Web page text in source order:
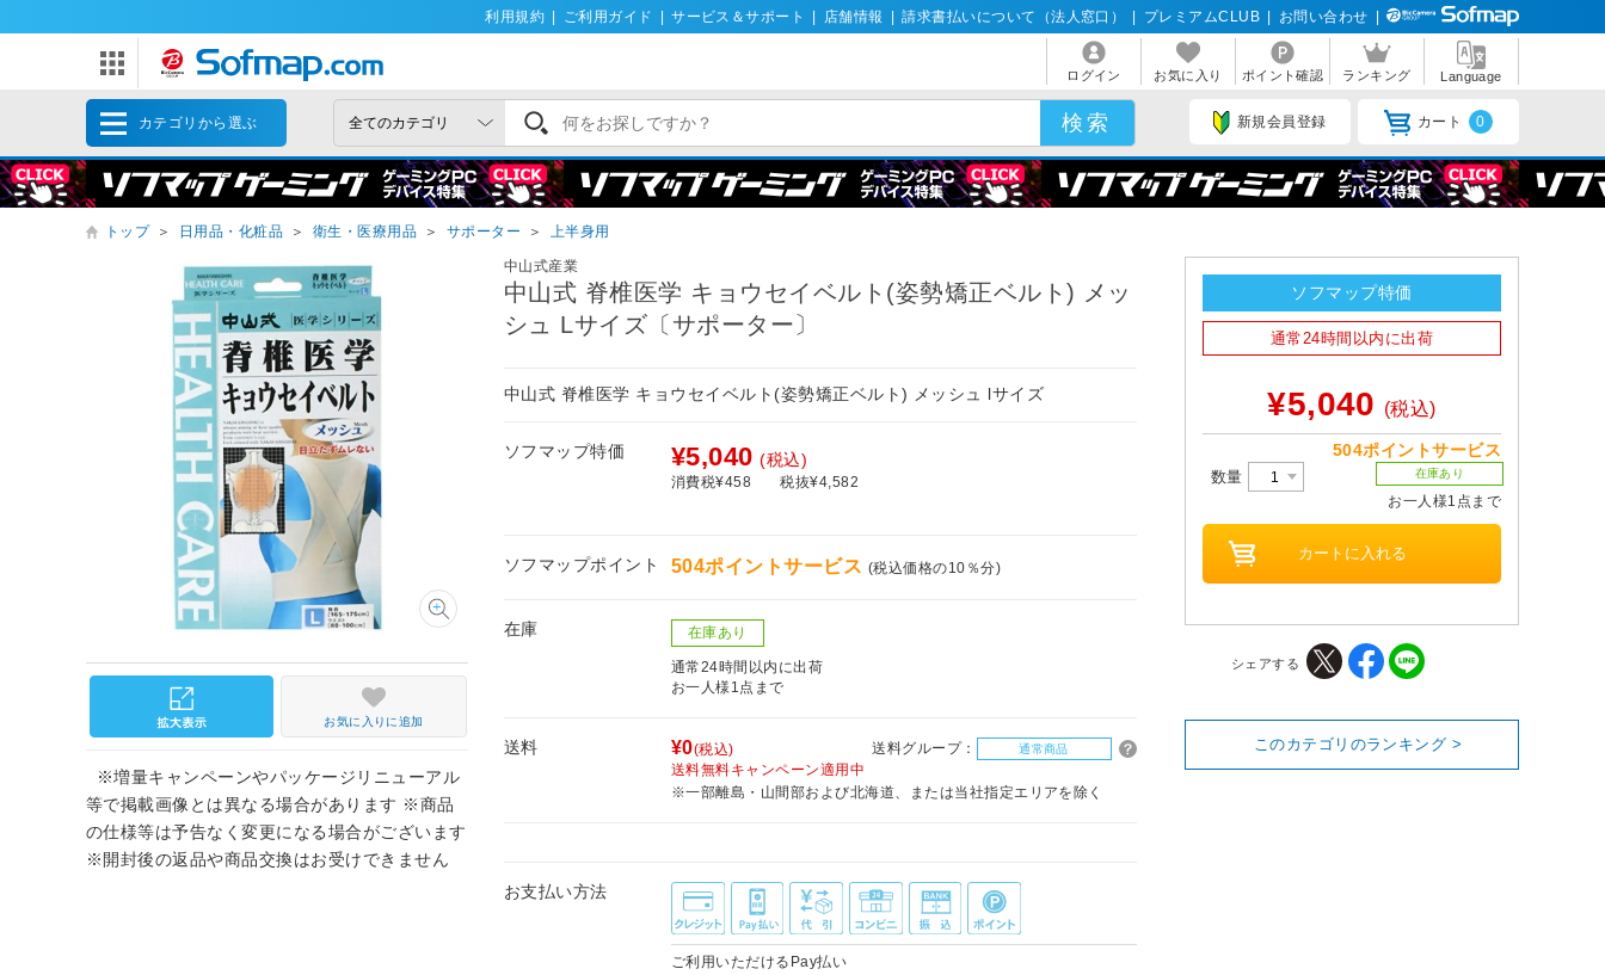
利用規約 ご利用ガイド サービス＆サポート 店舗情報 請求書払いについて（法人窓口） プレミアムCLUB お問い合わせ
ログイン お気に入り ポイント確認 ランキング Language
カテゴリから選ぶ 新規会員登録 カート 0
トップ ＞ 日用品・化粧品 ＞ 衛生・医療用品 ＞ サポーター ＞ 上半身用
中山式産業
中山式 脊椎医学 キョウセイベルト(姿勢矯正ベルト) メッ
シュ Lサイズ〔サポーター〕
中山式 脊椎医学 キョウセイベルト(姿勢矯正ベルト) メッシュ lサイズ
ソフマップ特価 ¥5,040 (税込)
消費税¥458 税抜¥4,582
ソフマップポイント 504ポイントサービス (税込価格の10％分)
在庫 在庫あり
通常24時間以内に出荷
お一人様1点まで
送料 ¥0(税込) 送料グループ： 通常商品
送料無料キャンペーン適用中
※一部離島・山間部および北海道、または当社指定エリアを除く
お支払い方法
ご利用いただけるPay払い
お気に入りに追加
※増量キャンペーンやパッケージリニューアル
等で掲載画像とは異なる場合があります ※商品
の仕様等は予告なく変更になる場合がございます
※開封後の返品や商品交換はお受けできません
ソフマップ特価
通常24時間以内に出荷
¥5,040 (税込)
504ポイントサービス
数量 在庫あり
お一人様1点まで
シェアする
このカテゴリのランキング >